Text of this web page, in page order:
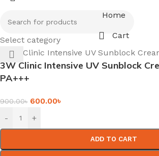
Select category
Home
Cart
3W Clinic Intensive UV Sunblock
PA+++
900.00৳ 600.00৳
- +
ADD TO CART